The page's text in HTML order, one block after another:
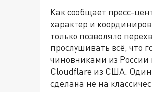
Как сообщает пресс-
характер и
только позволяло
прослушивать всё, что
чиновниками из России
Cloudflare из США. Один
сделана не на